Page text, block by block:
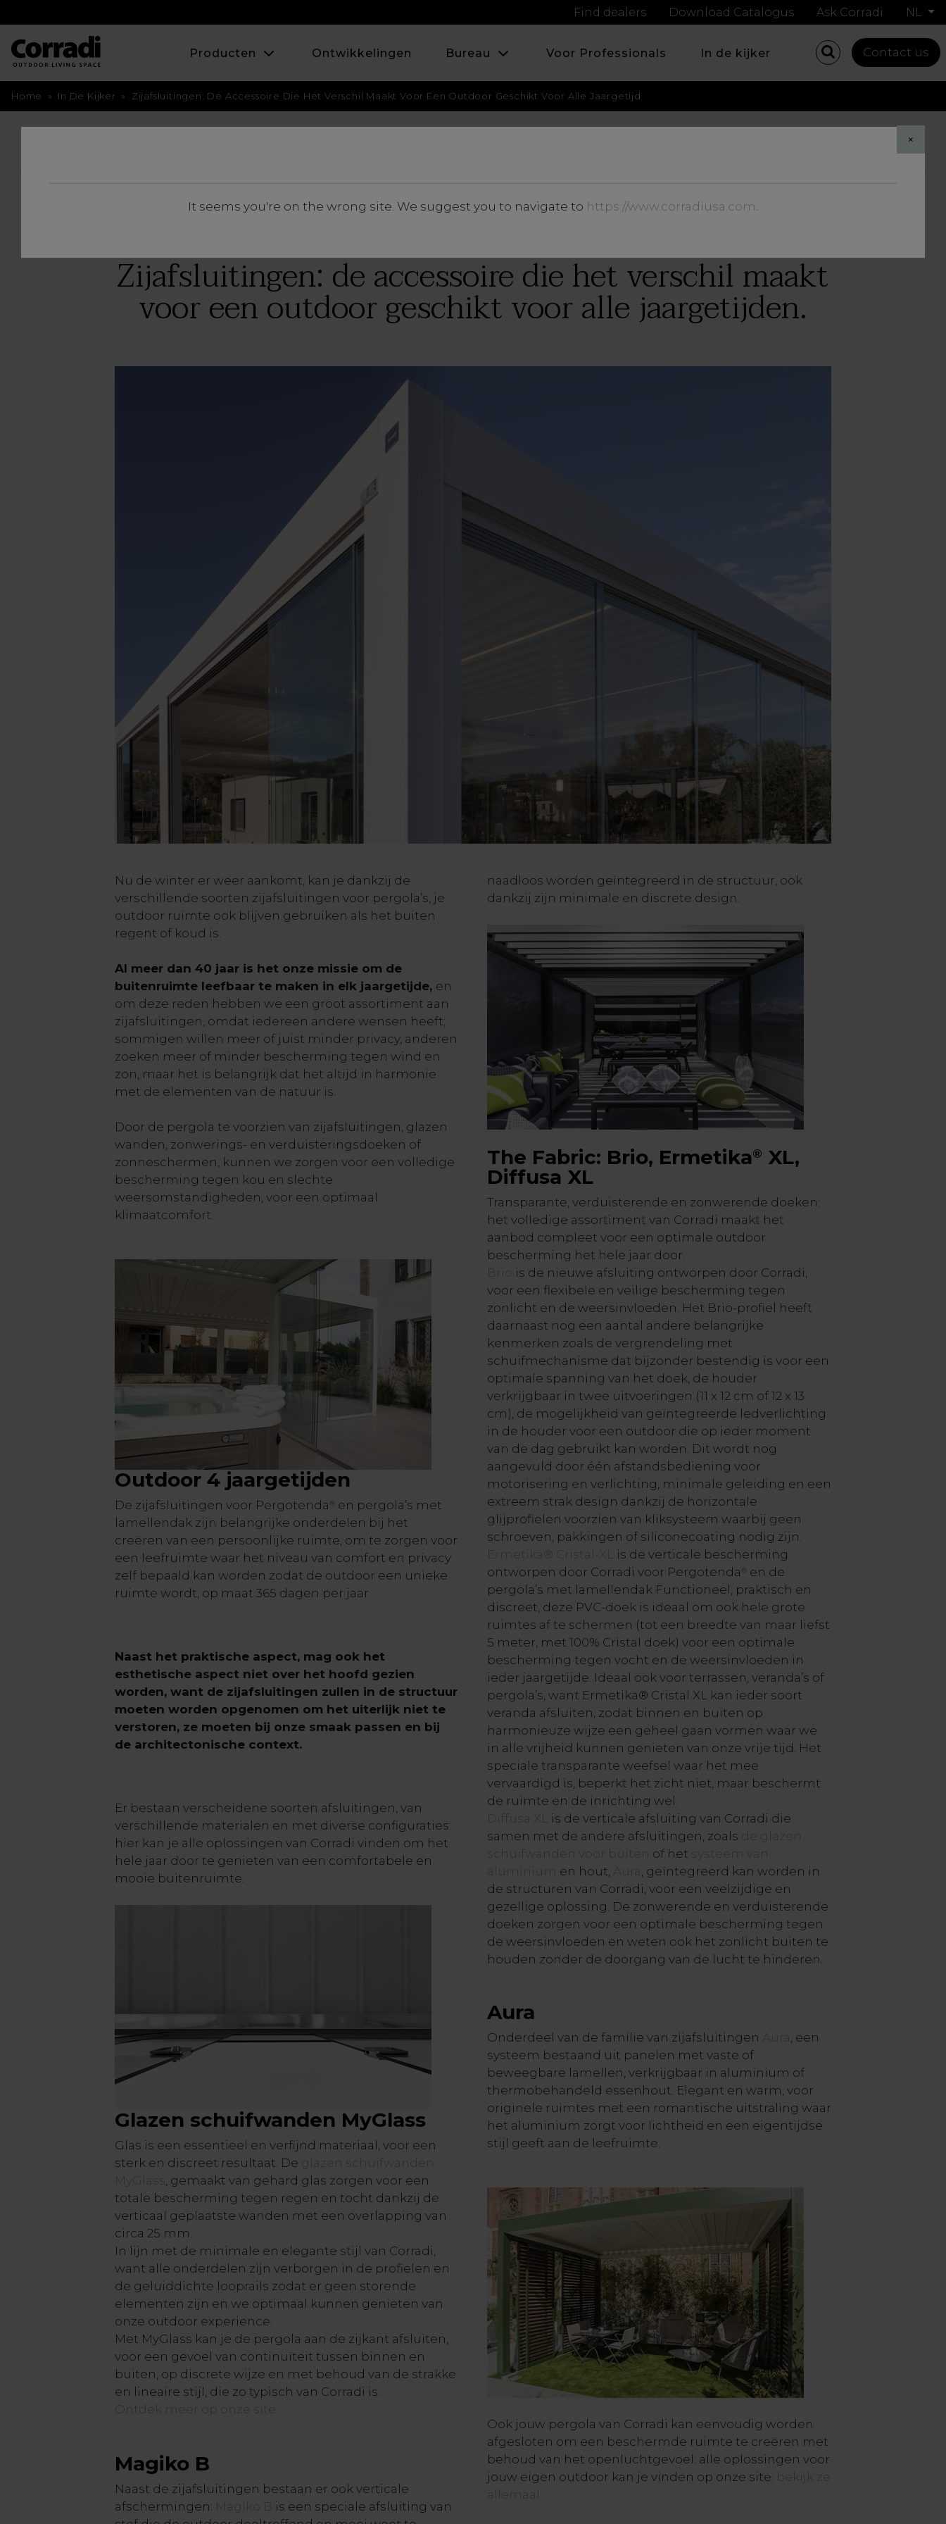
×
It seems you're on the wrong site. We suggest you to navigate to https://www.corradiusa.com.
Find dealers Download Catalogus Ask Corradi NL
Producten Ontwikkelingen Bureau Voor Professionals In de kijker Contact us
Home » In De Kijker » Zijafsluitingen: De Accessoire Die Het Verschil Maakt Voor Een Outdoor Geschikt Voor Alle Jaargetijd
Zijafsluitingen: de accessoire die het verschil maakt
voor een outdoor geschikt voor alle jaargetijden.
Nu de winter er weer aankomt, kan je dankzij de
verschillende soorten zijafsluitingen voor pergola’s, je
outdoor ruimte ook blijven gebruiken als het buiten
regent of koud is.
Al meer dan 40 jaar is het onze missie om de
buitenruimte leefbaar te maken in elk jaargetijde, en
om deze reden hebben we een groot assortiment aan
zijafsluitingen, omdat iedereen andere wensen heeft;
sommigen willen meer of juist minder privacy, anderen
zoeken meer of minder bescherming tegen wind en
zon, maar het is belangrijk dat het altijd in harmonie
met de elementen van de natuur is.
Door de pergola te voorzien van zijafsluitingen, glazen
wanden, zonwerings- en verduisteringsdoeken of
zonneschermen, kunnen we zorgen voor een volledige
bescherming tegen kou en slechte
weersomstandigheden, voor een optimaal
klimaatcomfort.
Outdoor 4 jaargetijden
De zijafsluitingen voor Pergotenda ®
en pergola’s met
lamellendak zijn belangrijke onderdelen bij het
creëren van een persoonlijke ruimte, om te zorgen voor
een leefruimte waar het niveau van comfort en privacy
zelf bepaald kan worden zodat de outdoor een unieke
ruimte wordt, op maat 365 dagen per jaar.
Naast het praktische aspect, mag ook het
esthetische aspect niet over het hoofd gezien
worden, want de zijafsluitingen zullen in de structuur
moeten worden opgenomen om het uiterlijk niet te
verstoren, ze moeten bij onze smaak passen en bij
de architectonische context.
Er bestaan verscheidene soorten afsluitingen, van
verschillende materialen en met diverse configuraties:
hier kan je alle oplossingen van Corradi vinden om het
hele jaar door te genieten van een comfortabele en
mooie buitenruimte.
Glazen schuifwanden MyGlass
Glas is een essentieel en verfijnd materiaal, voor een
sterk en discreet resultaat. De
glazen schuifwanden
MyGlass
, gemaakt van gehard glas zorgen voor een
totale bescherming tegen regen en tocht dankzij de
verticaal geplaatste wanden met een overlapping van
circa 25 mm.
In lijn met de minimale en elegante stijl van Corradi,
want alle onderdelen zijn verborgen in de profielen en
de geluiddichte looprails zodat er geen storende
elementen zijn en we optimaal kunnen genieten van
onze outdoor experience.
Met MyGlass kan je de pergola aan de zijkant afsluiten,
voor een gevoel van continuïteit tussen binnen en
buiten, op discrete wijze en met behoud van de strakke
en lineaire stijl, die zo typisch van Corradi is.
Ontdek meer op onze site.
Magiko B
Naast de zijafsluitingen bestaan er ook verticale
afschermingen: Magiko B is een speciale afsluiting van
naadloos worden geïntegreerd in de structuur, ook
dankzij zijn minimale en discrete design.
The Fabric: Brio, Ermetika® XL,
Diffusa XL
Transparante, verduisterende en zonwerende doeken:
het volledige assortiment van Corradi maakt het
aanbod compleet voor een optimale outdoor
bescherming het hele jaar door.
Brio
is de nieuwe afsluiting ontworpen door Corradi,
voor een flexibele en veilige bescherming tegen
zonlicht en de weersinvloeden. Het Brio-profiel heeft
daarnaast nog een aantal andere belangrijke
kenmerken zoals de vergrendeling met
schuifmechanisme dat bijzonder bestendig is voor een
optimale spanning van het doek, de houder
verkrijgbaar in twee uitvoeringen (11 x 12 cm of 12 x 13
cm), de mogelijkheid van geïntegreerde ledverlichting
in de houder voor een outdoor die op ieder moment
van de dag gebruikt kan worden. Dit wordt nog
aangevuld door één afstandsbediening voor
motorisering en verlichting, minimale geleiding en een
extreem strak design dankzij de horizontale
glijprofielen voorzien van kliksysteem waarbij geen
schroeven, pakkingen of siliconecoating nodig zijn.
Ermetika® Cristal-XL
is de verticale bescherming
ontworpen door Corradi voor Pergotenda ®
en de
pergola’s met lamellendak Functioneel, praktisch en
discreet, deze PVC-doek is ideaal om ook hele grote
ruimtes af te schermen (tot een breedte van maar liefst
5 meter, met 100% Cristal doek) voor een optimale
bescherming tegen vocht en de weersinvloeden in
ieder jaargetijde. Ideaal ook voor terrassen, veranda’s of
pergola’s, want Ermetika® Cristal XL kan ieder soort
veranda afsluiten, zodat binnen en buiten op
harmonieuze wijze een geheel gaan vormen waar we
in alle vrijheid kunnen genieten van onze vrije tijd. Het
speciale transparante weefsel waar het mee
vervaardigd is, beperkt het zicht niet, maar beschermt
de ruimte en de inrichting wel.
Diffusa XL
is de verticale afsluiting van Corradi die
samen met de andere afsluitingen, zoals
de glazen
schuifwanden voor buiten
of het
systeem van
aluminium
en hout, Aura , geïntegreerd kan worden in
de structuren van Corradi, voor een veelzijdige en
gezellige oplossing. De zonwerende en verduisterende
doeken zorgen voor een optimale bescherming tegen
de weersinvloeden en weten ook het zonlicht buiten te
houden zonder de doorgang van de lucht te hinderen.
Aura
Onderdeel van de familie van zijafsluitingen Aura , een
systeem bestaand uit panelen met vaste of
beweegbare lamellen, verkrijgbaar in aluminium of
thermobehandeld essenhout. Elegant en warm, voor
originele ruimtes met een romantische uitstraling waar
het aluminium zorgt voor lichtheid en een eigentijdse
stijl geeft aan de leefruimte.
Ook jouw pergola van Corradi kan eenvoudig worden
afgesloten om een beschermde ruimte te creëren met
behoud van het openluchtgevoel: alle oplossingen voor
jouw eigen outdoor kan je vinden op onze site: bekijk ze
allemaal.